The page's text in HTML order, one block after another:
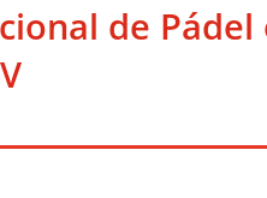
de Pádel